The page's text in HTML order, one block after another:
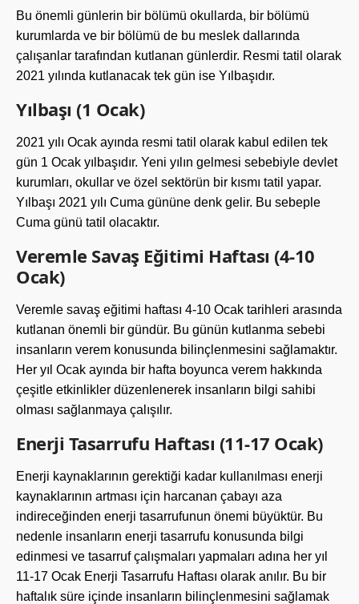
Bu önemli günlerin bir bölümü okullarda, bir bölümü
kurumlarda ve bir bölümü de bu meslek dallarında
çalışanlar tarafından kutlanan günlerdir. Resmi tatil olarak
2021 yılında kutlanacak tek gün ise Yılbaşıdır.
Yılbaşı (1 Ocak)
2021 yılı Ocak ayında resmi tatil olarak kabul edilen tek
gün 1 Ocak yılbaşıdır. Yeni yılın gelmesi sebebiyle devlet
kurumları, okullar ve özel sektörün bir kısmı tatil yapar.
Yılbaşı 2021 yılı Cuma gününe denk gelir. Bu sebeple
Cuma günü tatil olacaktır.
Veremle Savaş Eğitimi Haftası (4-10
Ocak)
Veremle savaş eğitimi haftası 4-10 Ocak tarihleri arasında
kutlanan önemli bir gündür. Bu günün kutlanma sebebi
insanların verem konusunda bilinçlenmesini sağlamaktır.
Her yıl Ocak ayında bir hafta boyunca verem hakkında
çeşitle etkinlikler düzenlenerek insanların bilgi sahibi
olması sağlanmaya çalışılır.
Enerji Tasarrufu Haftası (11-17 Ocak)
Enerji kaynaklarının gerektiği kadar kullanılması enerji
kaynaklarının artması için harcanan çabayı aza
indireceğinden enerji tasarrufunun önemi büyüktür. Bu
nedenle insanların enerji tasarrufu konusunda bilgi
edinmesi ve tasarruf çalışmaları yapmaları adına her yıl
11-17 Ocak Enerji Tasarrufu Haftası olarak anılır. Bu bir
haftalık süre içinde insanların bilinçlenmesini sağlamak